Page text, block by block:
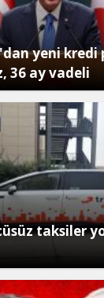
yeni
36 ay vadeli
taksiler